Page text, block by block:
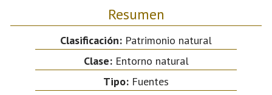
Resumen
Clasificación: Patrimonio natural
Clase:Entorno natural
Tipo: Fuentes